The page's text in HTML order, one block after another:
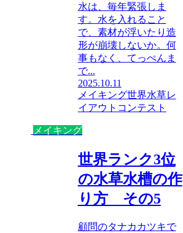
水は、毎年緊張しま
す。水を入れること
で、素材が浮いたり造
形が崩壊しないか。何
事もなく、てっぺんま
で...
2025.10.11
メイキング世界水草レ
イアウトコンテスト
メイキング
世界ランク3位
の水草水槽の作
り方 その5
顧問のタナカカツキで